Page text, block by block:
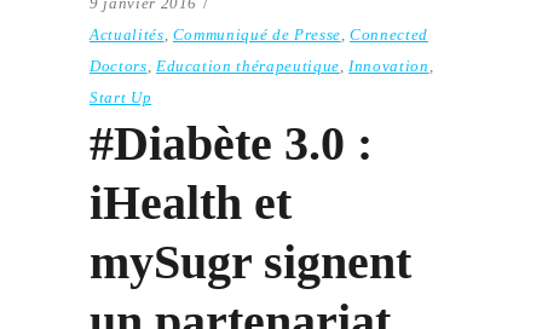
Actualités, Communiqué de Presse,Connected
Doctors, Education thérapeutique,Innovation ,
Start Up
#Diabète 3.0 :
iHealth et
mySugr signent